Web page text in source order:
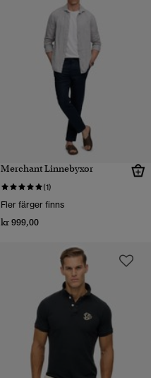
Merchant Linnebyxor
(1)
Fler färger finns
kr 999,00